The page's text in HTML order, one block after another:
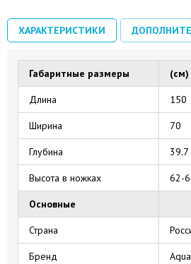
ХАРАКТЕРИСТИКИ
Габаритные размеры (см)
Длина 150
Ширина 70
Глубина 39.7
Высота в ножках 62-
Основные
Страна
Бренд